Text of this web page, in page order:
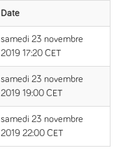
Date
samedi 23 novembre
2019 17:20 CET
samedi 23 novembre
2019 19:00 CET
samedi 23 novembre
2019 22:00 CET